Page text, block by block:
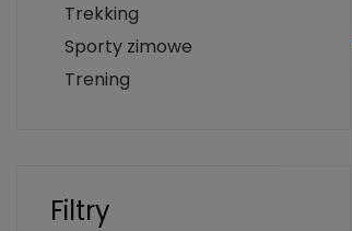
Trekking
Sporty zimowe
Trening
Filtry